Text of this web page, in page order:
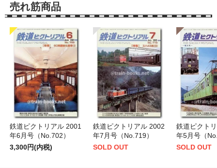
売れ筋商品
鉄道ピクトリアル 2001
年6月号（No.702）
3,300円(内税)
鉄道ピクトリアル 2002
年7月号（No.719）
SOLD OUT
鉄道ピクト
年5月号（
SOLD OUT